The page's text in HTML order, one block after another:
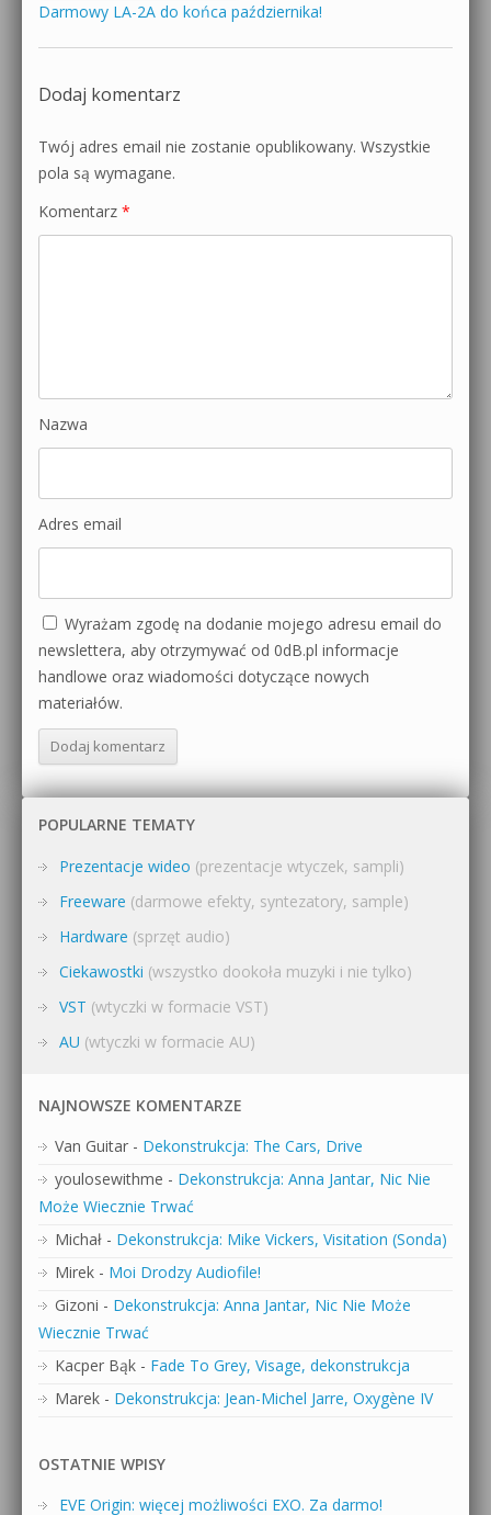
Darmowy LA-2A do końca października!
Dodaj komentarz
Twój adres email nie zostanie opublikowany. Wszystkie
pola są wymagane.
Komentarz *
Nazwa
Adres email
Wyrażam zgodę na dodanie mojego adresu email do
newslettera, aby otrzymywać od 0dB.pl informacje
handlowe oraz wiadomości dotyczące nowych
materiałów.
POPULARNE TEMATY
Prezentacje wideo (prezentacje wtyczek, sampli)
Freeware (darmowe efekty, syntezatory, sample)
Hardware (sprzęt audio)
Ciekawostki (wszystko dookoła muzyki i nie tylko)
VST (wtyczki w formacie VST)
AU (wtyczki w formacie AU)
NAJNOWSZE KOMENTARZE
Van Guitar - Dekonstrukcja: The Cars, Drive
youlosewithme - Dekonstrukcja: Anna Jantar, Nic Nie
Może Wiecznie Trwać
Michał - Dekonstrukcja: Mike Vickers, Visitation (Sonda)
Mirek - Moi Drodzy Audiofile!
Gizoni - Dekonstrukcja: Anna Jantar, Nic Nie Może
Wiecznie Trwać
Kacper Bąk - Fade To Grey, Visage, dekonstrukcja
Marek - Dekonstrukcja: Jean-Michel Jarre, Oxygène IV
OSTATNIE WPISY
EVE Origin: więcej możliwości EXO. Za darmo!